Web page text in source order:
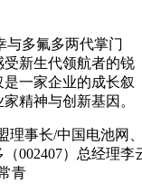
与多氟多两代掌门
受新生代领航者的锐
一家企业的成长叙
精神与创新基因。